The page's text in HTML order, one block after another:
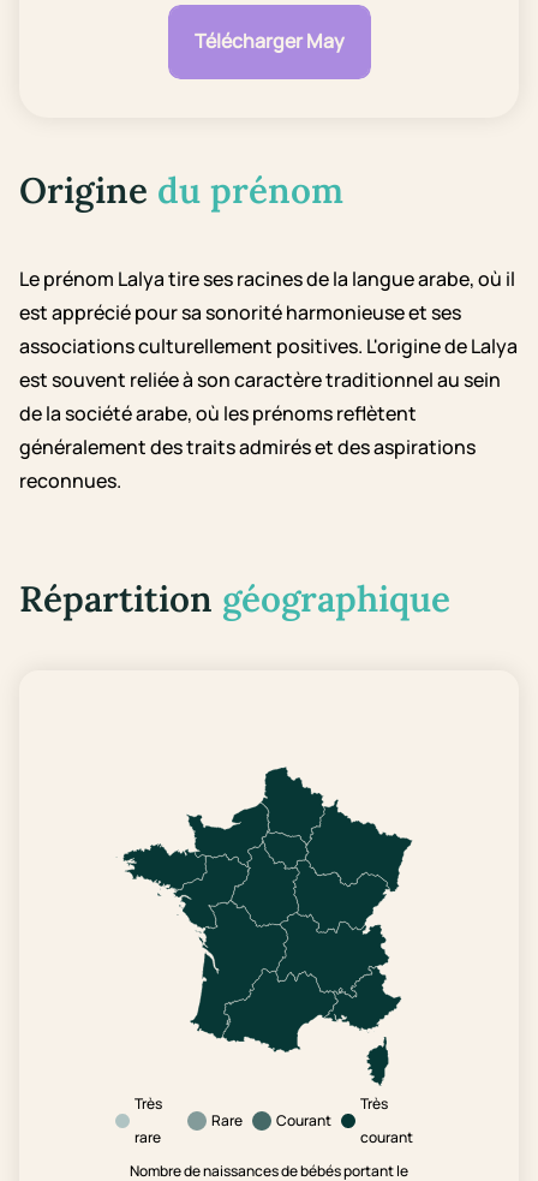
Télécharger May
Origine du prénom
Le prénom Lalya tire ses racines de la langue arabe, où il
est apprécié pour sa sonorité harmonieuse et ses
associations culturellement positives. L'origine de Lalya
est souvent reliée à son caractère traditionnel au sein
de la société arabe, où les prénoms reflètent
généralement des traits admirés et des aspirations
reconnues.
Répartition géographique
Très
rare
Rare Courant
Très
courant
Nombre de naissances de bébés portant le